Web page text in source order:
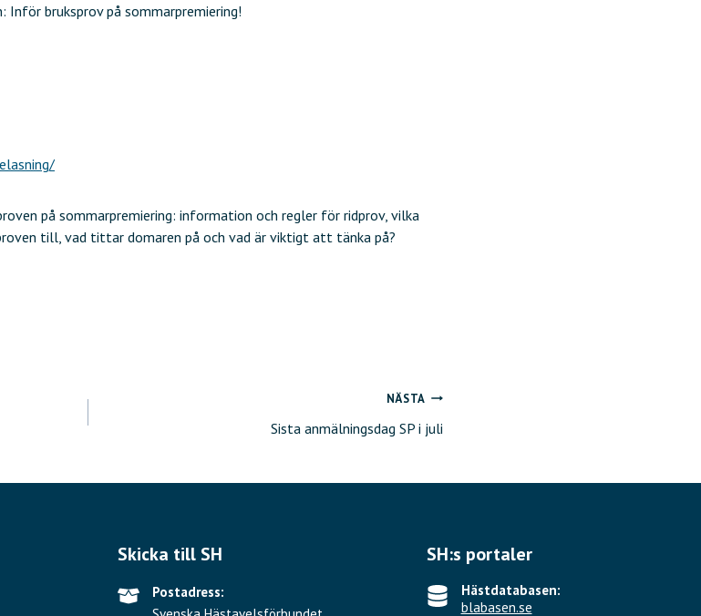
bruksprov på sommarpremiering!
på sommarpremiering: information och regler för ridprov, vilka
till, vad tittar domaren på och vad är viktigt att tänka på?
NÄSTA
Sista anmälningsdag SP i juli
Skicka till SH
Postadress:
SH:s portaler
Hästdatabasen:
blabasen.se